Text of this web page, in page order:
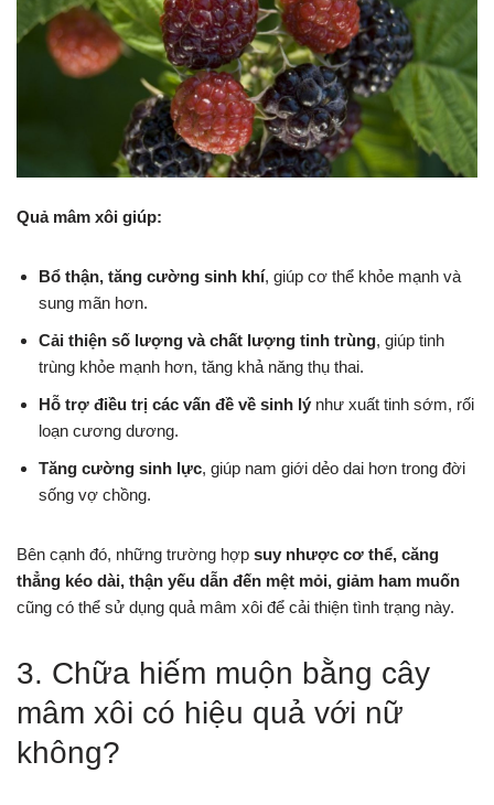
Quả mâm xôi giúp:
Bổ thận, tăng cường sinh khí, giúp cơ thể khỏe mạnh và
sung mãn hơn.
Cải thiện số lượng và chất lượng tinh trùng, giúp tinh
trùng khỏe mạnh hơn, tăng khả năng thụ thai.
Hỗ trợ điều trị các vấn đề về sinh lý như xuất tinh sớm, rối
loạn cương dương.
Tăng cường sinh lực, giúp nam giới dẻo dai hơn trong đời
sống vợ chồng.
Bên cạnh đó, những trường hợp suy nhược cơ thể, căng
thẳng kéo dài, thận yếu dẫn đến mệt mỏi, giảm ham muốn
cũng có thể sử dụng quả mâm xôi để cải thiện tình trạng này.
3. Chữa hiếm muộn bằng cây
mâm xôi có hiệu quả với nữ
không?